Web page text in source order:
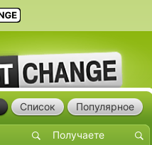
Список Популярное